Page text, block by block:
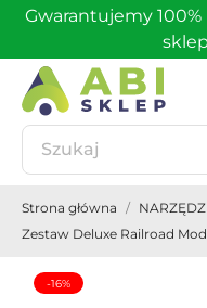
Gwarantujemy
Strona główna
Zestaw Deluxe Railroad
-16%